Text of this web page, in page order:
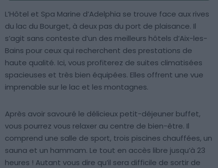
L’Hôtel et Spa Marine d’Adelphia se trouve face aux rives
du lac du Bourget, à deux pas du port de plaisance. Il
s’agit sans conteste d’un des meilleurs hôtels d’Aix-les-
Bains pour ceux qui recherchent des prestations de
haute qualité. Ici, vous profiterez de suites climatisées
spacieuses et très bien équipées. Elles offrent une vue
imprenable sur le lac et les montagnes.
Après avoir savouré le délicieux petit-déjeuner buffet,
vous pourrez vous relaxer au centre de bien-être. Il
comprend une salle de sport, trois piscines chauffées, un
sauna et un hammam. Le tout en accès libre jusqu’à 23
heures ! Autant vous dire qu’il sera difficile de sortir de